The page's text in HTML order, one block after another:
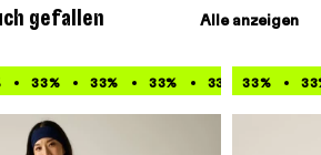
gefallen Alle anzeigen
33% 33% 33% 33% 33%
33%